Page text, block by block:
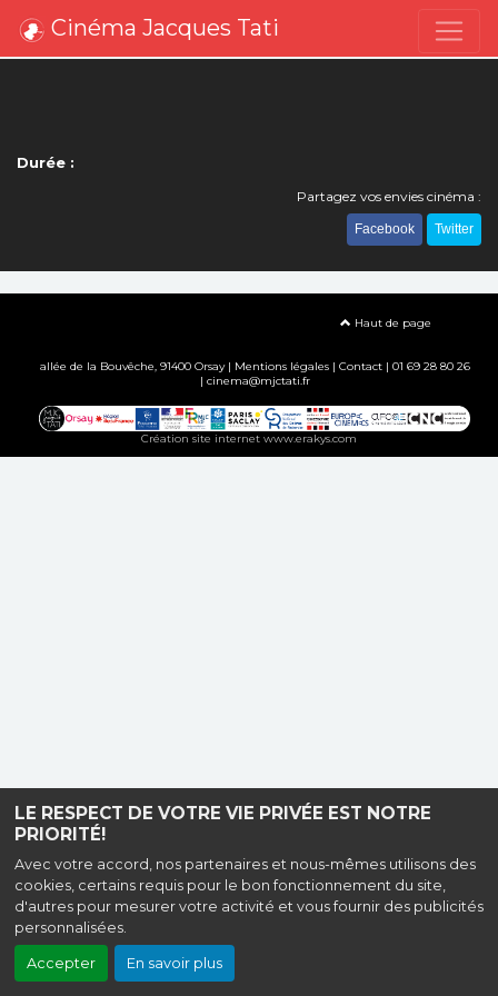
LE RESPECT DE VOTRE VIE PRIVÉE EST NOTRE
PRIORITÉ!
Avec votre accord, nos partenaires et nous-mêmes utilisons des
cookies, certains requis pour le bon fonctionnement du site,
d'autres pour mesurer votre activité et vous fournir des publicités
personnalisées.
Accepter En savoir plus
Cinéma Jacques Tati
Durée :
Partagez vos envies cinéma :
Facebook Twitter
Haut de page
allée de la Bouvêche, 91400 Orsay | Mentions légales| Contact| 01 69 28 80 26
| cinema@mjctati.fr
Création site internet www.erakys.com